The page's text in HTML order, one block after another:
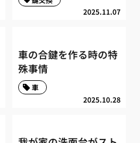
2025.11.07
車の合鍵を作る時の特
殊事情
2025.10.28
車